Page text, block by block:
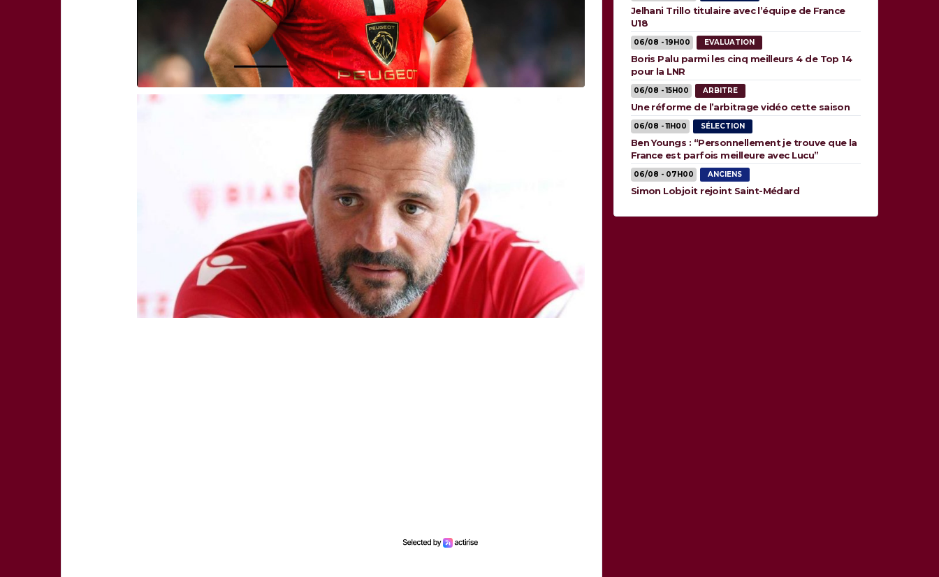
Jelhani Trillo titulaire avec l’équipe de France
U18
06/08 - 19H00 EVALUATION
Boris Palu parmi les cinq meilleurs 4 de Top 14
pour la LNR
06/08 - 15H00 ARBITRE
Une réforme de l’arbitrage vidéo cette saison
06/08 - 11H00 SÉLECTION
Ben Youngs : “Personnellement je trouve que la
France est parfois meilleure avec Lucu”
06/08 - 07H00 ANCIENS
Simon Lobjoit rejoint Saint-Médard